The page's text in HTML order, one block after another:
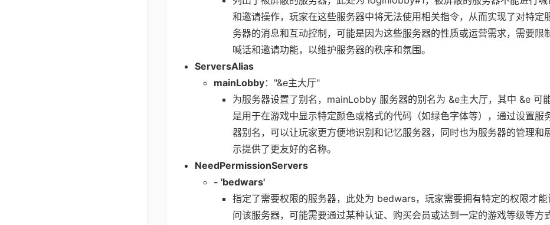
和邀请操作，玩家在这些服务器中将无法使用相关指令，从而实现了对特定
务器的消息和互动控制，可能是因为这些服务器的性质或运营需求，需要限
喊话和邀请功能，以维护服务器的秩序和氛围。
ServersAlias
mainLobby："&e主大厅"
为服务器设置了别名，mainLobby 服务器的别名为 &e主大厅，其中 &e 可
是用于在游戏中显示特定颜色或格式的代码（如绿色字体等），通过设置服
器别名，可以让玩家更方便地识别和记忆服务器，同时也为服务器的管理和
示提供了更友好的名称。
NeedPermissionServers
- 'bedwars'
指定了需要权限的服务器，此处为 bedwars，玩家需要拥有特定的权限才能
问该服务器，可能需要通过某种认证、购买会员或达到一定的游戏等级等方